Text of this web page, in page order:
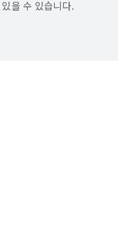
을 수 있습니다.